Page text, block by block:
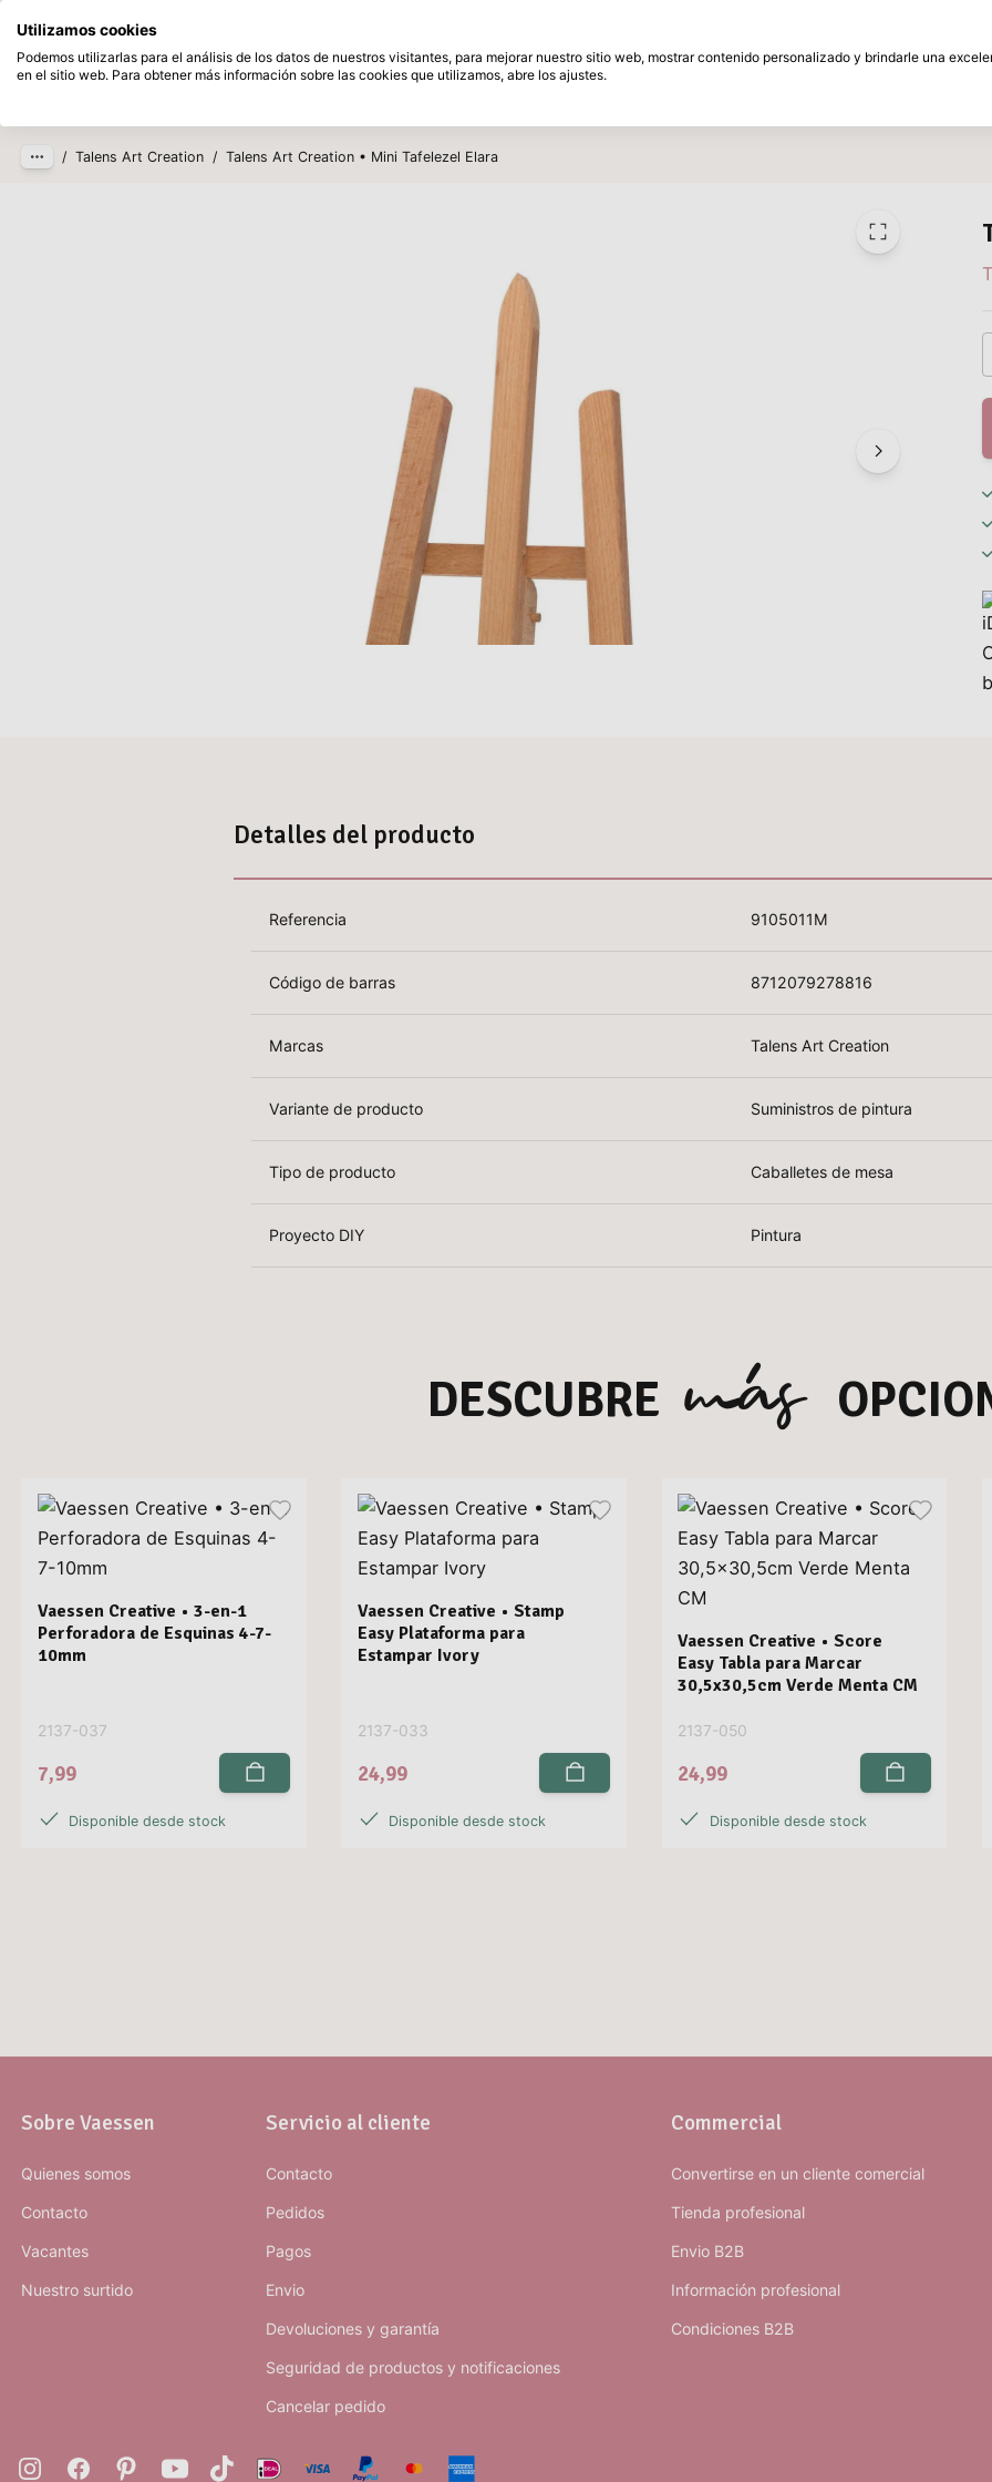
Saltar al contenido principal
Próximamente
/ Talens Art Creation / Talens Art Creation • Mini Tafelezel Elara
Detalles del producto
Referencia 9105011M
Código de barras 8712079278816
Marcas Talens Art Creation
Variante de producto Suministros de pintura
Tipo de producto Caballetes de mesa
Proyecto DIY Pintura
DESCUBRE más
Vaessen Creative • 3-en-1
Perforadora de Esquinas 4-7-
10mm
2137-037
7,99
Disponible desde stock
Vaessen Creative • Stamp
Easy Plataforma para
Estampar Ivory
2137-033
24,99
Disponible desde stock
Vaessen Creative • Score
Easy Tabla para Marcar
30,5x30,5cm Verde Menta CM
2137-050
24,99
Disponible desde stock
Sobre Vaessen
Quienes somos
Contacto
Vacantes
Nuestro surtido
Servicio al cliente
Contacto
Pedidos
Pagos
Envio
Devoluciones y garantía
Seguridad de productos y notificaciones
Cancelar pedido
Commercial
Convertirse en un cliente comercial
Tienda profesional
Envio B2B
Información profesional
Condiciones B2B
Utilizamos cookies
Podemos utilizarlas para el análisis de los datos de nuestros visitantes, para mejorar nuestro sitio web, mostrar contenido personalizado y brindarle una
en el sitio web. Para obtener más información sobre las cookies que utilizamos, abre los ajustes.